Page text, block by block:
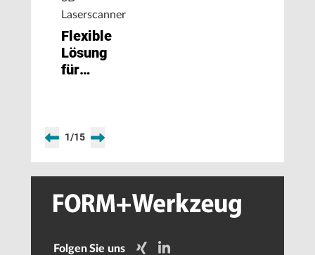
Laserscanner
Flexible
Lösung
für
1/15
Folgen Sie uns